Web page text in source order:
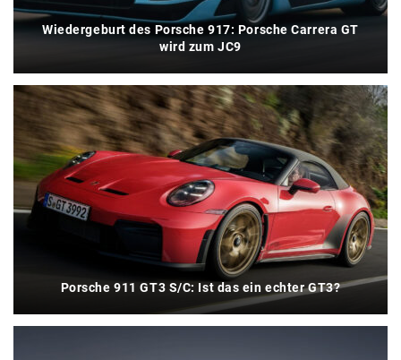
Wiedergeburt des Porsche 917: Porsche Carrera GT
wird zum JC9
Porsche 911 GT3 S/C: Ist das ein echter GT3?